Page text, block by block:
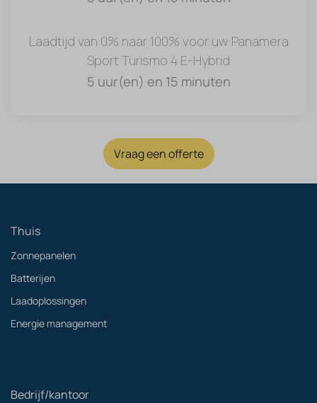
Laadtijd van 0% naar 100% voor uw Panamera
Sport Turismo 4 E-Hybrid
5 uur(en) en 15 minuten
Vraag een offerte
Thuis
Zonnepanelen
Batterijen
Laadoplossingen
Energie management
Bedrijf/kantoor